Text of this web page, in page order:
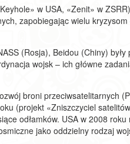
w USA, «Zenit» w
zapobiegając wielu
(Rosja), Beidou (Chiny)
wojsk – ich główne
broni przeciwsatelitarnych
(projekt «Zniszczyciel
odłamków. USA w 2008
jako oddzielny rodzaj